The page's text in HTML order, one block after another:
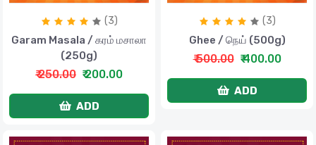
(3)
Garam Masala / கரம் மசாலா
(250g)
₹ 250.00 ₹ 200.00
ADD
(3)
Ghee / நெய் (500g)
₹ 500.00 ₹ 400.00
ADD